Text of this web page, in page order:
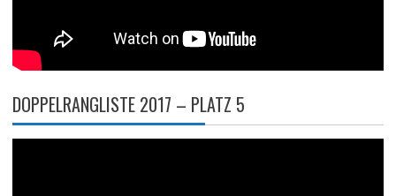
DOPPELRANGLISTE 2017 – PLATZ 5